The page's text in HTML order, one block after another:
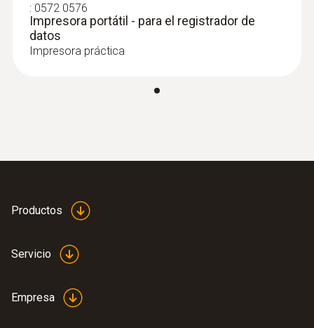
: 0572 0576
Impresora portátil - para el registrador de
datos
Impresora práctica
Productos
Servicio
Empresa